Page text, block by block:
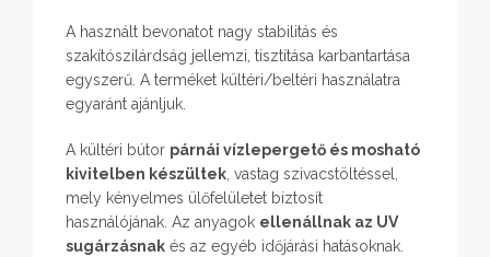
A használt bevonatot nagy stabilitás és
szakítószilárdság jellemzi, tisztítása karbantartása
egyszerű. A terméket kültéri/beltéri használatra
egyaránt ajánljuk.
A kültéri bútor párnái vízlepergető és mosható
kivitelben készültek, vastag szivacstöltéssel,
mely kényelmes ülőfelületet biztosít
használójának. Az anyagok ellenállnak az UV
sugárzásnak és az egyéb időjárási hatásoknak.